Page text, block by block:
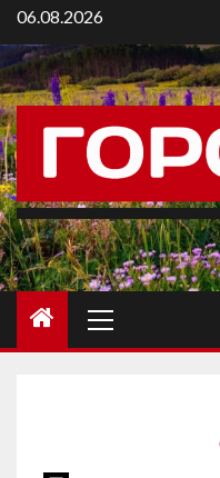
06.08.2026